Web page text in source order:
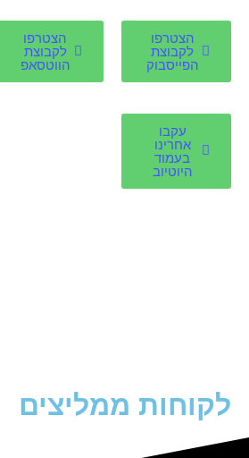
הצטרפו
לקבוצת
הפייסבוק
הצטרפו
לקבוצת
הווטסאפ
עקבו
אחרינו
בעמוד
היוטיוב
לקוחות ממליצים